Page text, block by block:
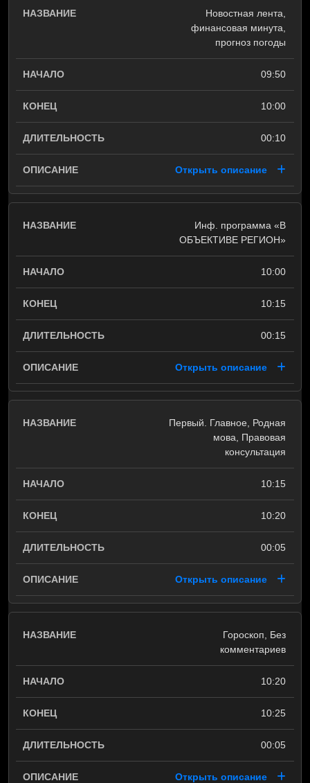
Новостная лента,
финансовая минута,
прогноз погоды
09:50
10:00
00:10
Открыть описание
Инф. программа «В
ОБЪЕКТИВЕ РЕГИОН»
10:00
10:15
00:15
Открыть описание
Первый. Главное, Родная
мова, Правовая
консультация
10:15
10:20
00:05
Открыть описание
Гороскоп, Без
комментариев
10:20
10:25
00:05
Открыть описание